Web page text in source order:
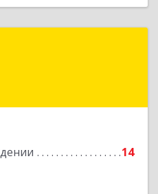
14
р-н Красносулинский,